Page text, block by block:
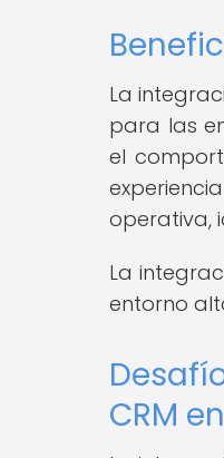
La
para las
el
operativa,
La
entorno
CRM